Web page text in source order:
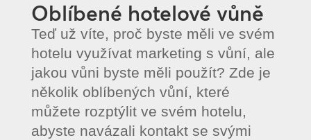
Oblíbené hotelové vůně
Teď už víte, proč byste měli ve svém
hotelu využívat marketing s vůní, ale
jakou vůni byste měli použít? Zde je
několik oblíbených vůní, které
můžete rozptýlit ve svém hotelu,
abyste navázali kontakt se svými